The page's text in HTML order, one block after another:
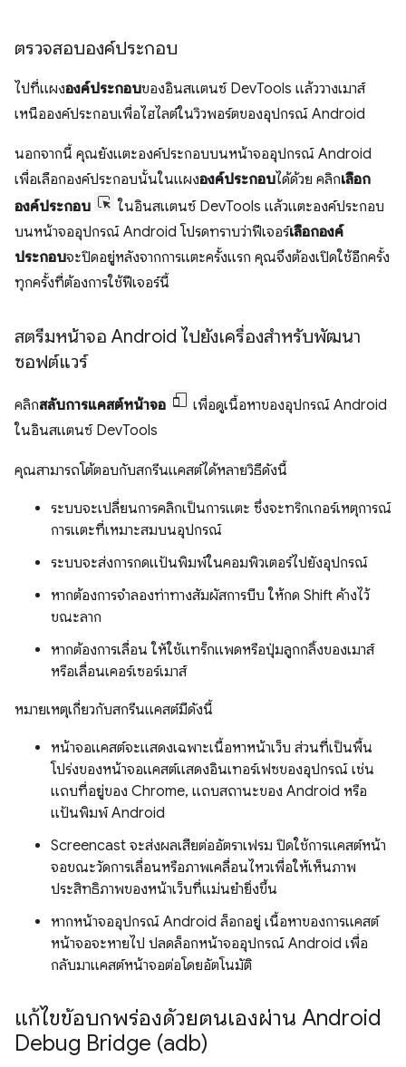
ตรวจสอบองค์ประกอบ
ไปที่แผงองค์ประกอบของอินสแตนซ์ DevTools แล้ววางเมาส์
เหนือองค์ประกอบเพื่อไฮไลต์ในวิวพอร์ตของอุปกรณ์ Android
นอกจากนี้ คุณยังแตะองค์ประกอบบนหน้าจออุปกรณ์ Android
เพื่อเลือกองค์ประกอบนั้นในแผงองค์ประกอบได้ด้วย คลิกเลือก
องค์ประกอบ
ในอินสแตนซ์ DevTools แล้วแตะองค์ประกอบ
บนหน้าจออุปกรณ์ Android โปรดทราบว่าฟีเจอร์เลือกองค์
ประกอบจะปิดอยู่หลังจากการแตะครั้งแรก คุณจึงต้องเปิดใช้อีกครั้ง
ทุกครั้งที่ต้องการใช้ฟีเจอร์นี้
สตรีมหน้าจอ Android ไปยังเครื่องสำหรับพัฒนา
ซอฟต์แวร์
คลิกสลับการแคสต์หน้าจอ
เพื่อดูเนื้อหาของอุปกรณ์ Android
ในอินสแตนซ์ DevTools
คุณสามารถโต้ตอบกับสกรีนแคสต์ได้หลายวิธีดังนี้
ระบบจะเปลี่ยนการคลิกเป็นการแตะ ซึ่งจะทริกเกอร์เหตุการณ์
การแตะที่เหมาะสมบนอุปกรณ์
ระบบจะส่งการกดแป้นพิมพ์ในคอมพิวเตอร์ไปยังอุปกรณ์
หากต้องการจำลองท่าทางสัมผัสการบีบ ให้กด Shift ค้างไว้
ขณะลาก
หากต้องการเลื่อน ให้ใช้แทร็กแพดหรือปุ่มลูกกลิ้งของเมาส์
หรือเลื่อนเคอร์เซอร์เมาส์
หมายเหตุเกี่ยวกับสกรีนแคสต์มีดังนี้
หน้าจอแคสต์จะแสดงเฉพาะเนื้อหาหน้าเว็บ ส่วนที่เป็นพื้น
โปร่งของหน้าจอแคสต์แสดงอินเทอร์เฟซของอุปกรณ์ เช่น
แถบที่อยู่ของ Chrome, แถบสถานะของ Android หรือ
แป้นพิมพ์ Android
Screencast จะส่งผลเสียต่ออัตราเฟรม ปิดใช้การแคสต์หน้า
จอขณะวัดการเลื่อนหรือภาพเคลื่อนไหวเพื่อให้เห็นภาพ
ประสิทธิภาพของหน้าเว็บที่แม่นยำยิ่งขึ้น
หากหน้าจออุปกรณ์ Android ล็อกอยู่ เนื้อหาของการแคสต์
หน้าจอจะหายไป ปลดล็อกหน้าจออุปกรณ์ Android เพื่อ
กลับมาแคสต์หน้าจอต่อโดยอัตโนมัติ
แก้ไขข้อบกพร่องด้วยตนเองผ่าน Android
Debug Bridge (adb)